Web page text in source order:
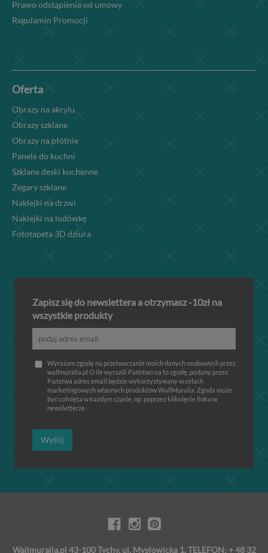
Prawo odstąpienia od umowy
Regulamin Promocji
Oferta
Obrazy na akrylu
Obrazy szklane
Obrazy na płótnie
Panele do kuchni
Szklane deski kuchenne
Zegary szklane
Naklejki na drzwi
Naklejki na lodówkę
Fototapeta 3D dziura
Zapisz się do newslettera a otrzymasz -10zł na
wszystkie produkty
Wyrażam zgodę na przetwarzanie moich danych osobowych przez
wallmuralia.pl O ile wyrazili Państwo na to zgodę, podany przez
Państwa adres email będzie wykorzystywany w celach
marketingowych własnych produktów WallMuralia. Zgoda może
być cofnięta w każdym czasie, np. poprzez kliknięcie linku w
newsletterze.
Wyślij
Wallmuralia.pl 43-100 Tychy, ul. Mysłowicka 1, TELEFON: + 48 32